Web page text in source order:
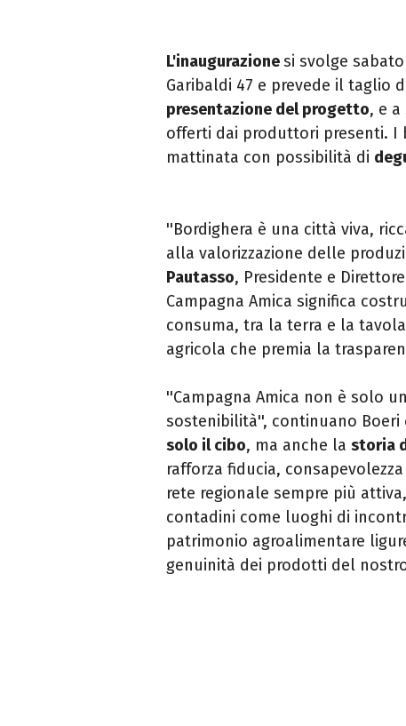
L'inaugurazionesi svolge sabato
Garibaldi 47 e prevede il taglio
presentazione del progetto, e a
offerti dai produttori presenti. I
mattinata con possibilità di
''Bordighera è una città viva,
alla valorizzazione delle
Pautasso, Presidente e
Campagna Amica significa
consuma, tra la terra e la
agricola che premia la
''Campagna Amica non è solo
sostenibilità'', continuano Boeri
solo il cibo, ma anche la storia
rafforza fiducia,
rete regionale sempre più
contadini come luoghi di
patrimonio agroalimentare
genuinità dei prodotti del